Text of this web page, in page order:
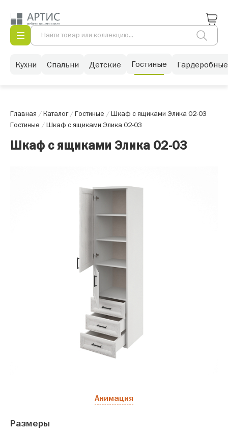
Кухни Спальни Детские Гостиные Гардеробные
Главная /Каталог/Гостиные /Шкаф с ящиками Элика 02-03
Гостиные /Шкаф с ящиками Элика 02-03
Шкаф с ящиками Элика 02-03
Анимация
Размеры